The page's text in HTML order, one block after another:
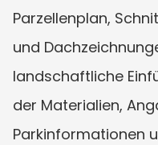
Parzellenplan,
und
landschaftliche
der Materialien,
Parkinformationen